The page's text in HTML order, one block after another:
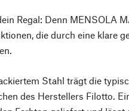
Regal: Denn MENSOLA
die durch eine klare
Stahl trägt die
des Herstellers Filotto.